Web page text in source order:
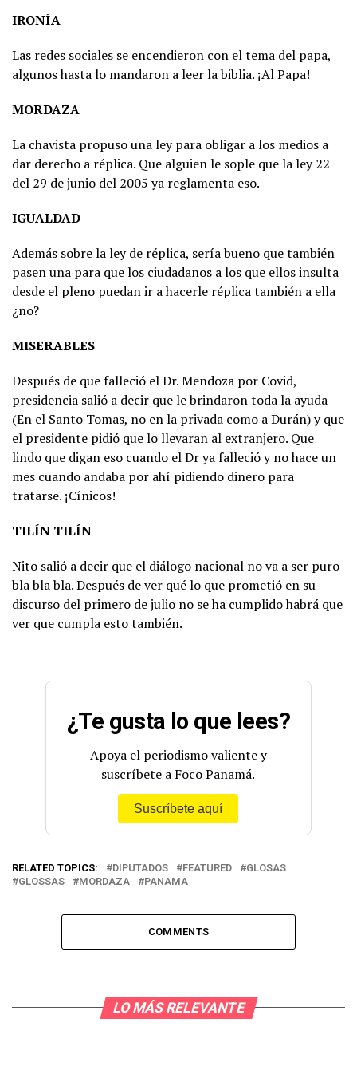
IRONÍA
Las redes sociales se encendieron con el tema del papa,
algunos hasta lo mandaron a leer la biblia. ¡Al Papa!
MORDAZA
La chavista propuso una ley para obligar a los medios a
dar derecho a réplica. Que alguien le sople que la ley 22
del 29 de junio del 2005 ya reglamenta eso.
IGUALDAD
Además sobre la ley de réplica, sería bueno que también
pasen una para que los ciudadanos a los que ellos insulta
desde el pleno puedan ir a hacerle réplica también a ella
¿no?
MISERABLES
Después de que falleció el Dr. Mendoza por Covid,
presidencia salió a decir que le brindaron toda la ayuda
(En el Santo Tomas, no en la privada como a Durán) y que
el presidente pidió que lo llevaran al extranjero. Que
lindo que digan eso cuando el Dr ya falleció y no hace un
mes cuando andaba por ahí pidiendo dinero para
tratarse. ¡Cínicos!
TILÍN TILÍN
Nito salió a decir que el diálogo nacional no va a ser puro
bla bla bla. Después de ver qué lo que prometió en su
discurso del primero de julio no se ha cumplido habrá que
ver que cumpla esto también.
¿Te gusta lo que lees?
Apoya el periodismo valiente y
suscríbete a Foco Panamá.
Suscríbete aquí
RELATED TOPICS: DIPUTADOS FEATURED
GLOSAS
GLOSSAS
MORDAZA PANAMA
COMMENTS
LO MÁS RELEVANTE